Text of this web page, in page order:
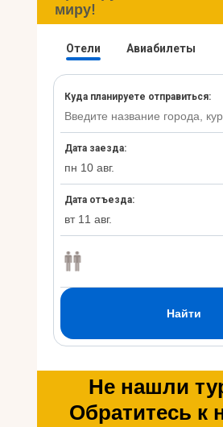
Инфо
Блог
Контакты
миру!
Не нашли
Обратитесь к